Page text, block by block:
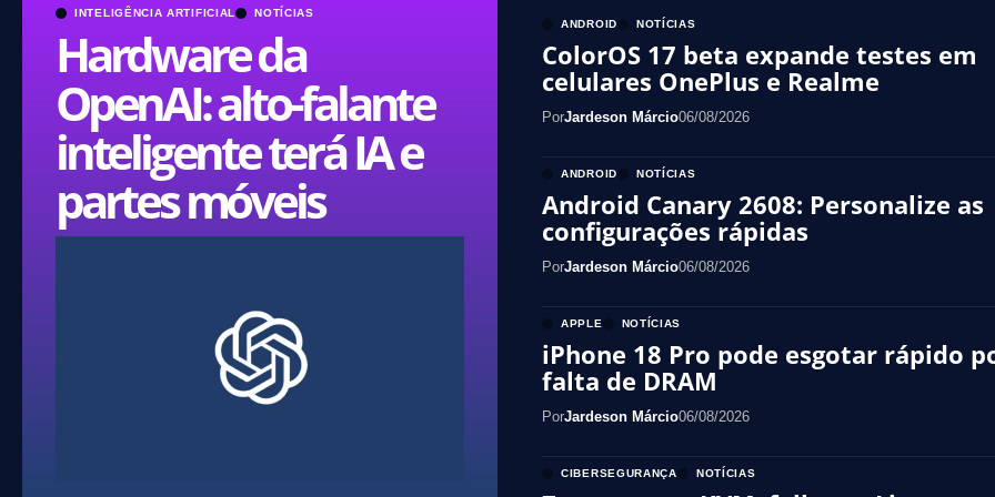
INTELIGÊNCIA ARTIFICIAL NOTÍCIAS
Hardware da
OpenAI: alto-falante
inteligente terá IA e
partes móveis
ANDROID NOTÍCIAS
ColorOS 17 beta expande testes em
celulares OnePlus e Realme
PorJardeson Márcio06/08/2026
ANDROID NOTÍCIAS
Android Canary 2608: Personalize as
configurações rápidas
PorJardeson Márcio06/08/2026
APPLE NOTÍCIAS
iPhone 18 Pro pode esgotar rápido
falta de DRAM
PorJardeson Márcio06/08/2026
CIBERSEGURANÇA NOTÍCIAS